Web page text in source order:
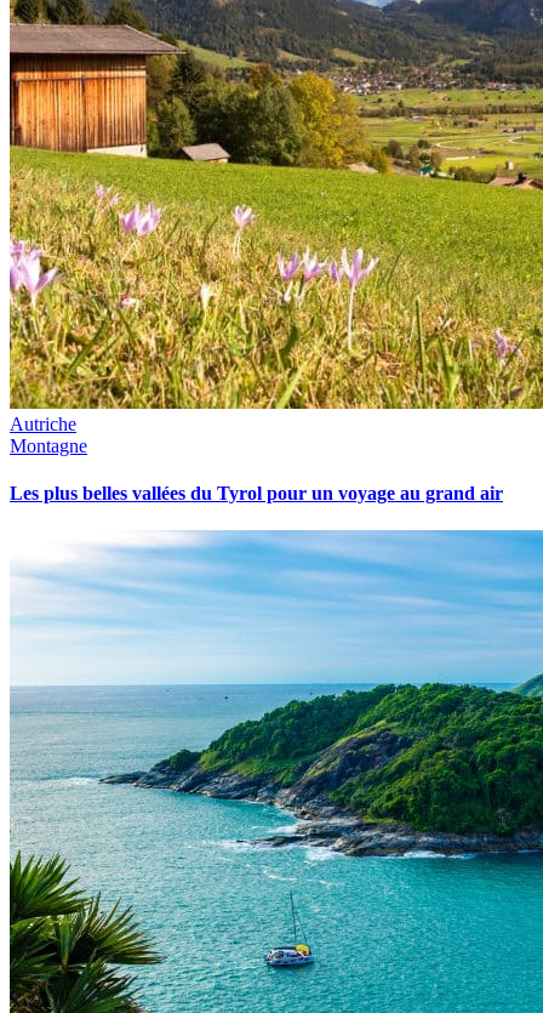
Autriche
Montagne
Les plus belles vallées du Tyrol pour un voyage au grand air